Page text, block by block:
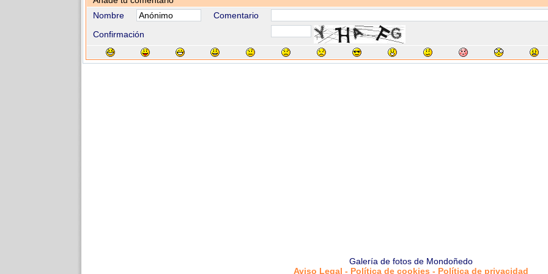
Nombre
Comentario
Confirmación
Galería de fotos de Mondoñedo
Aviso Legal - Política de cookies - Política de privacidad